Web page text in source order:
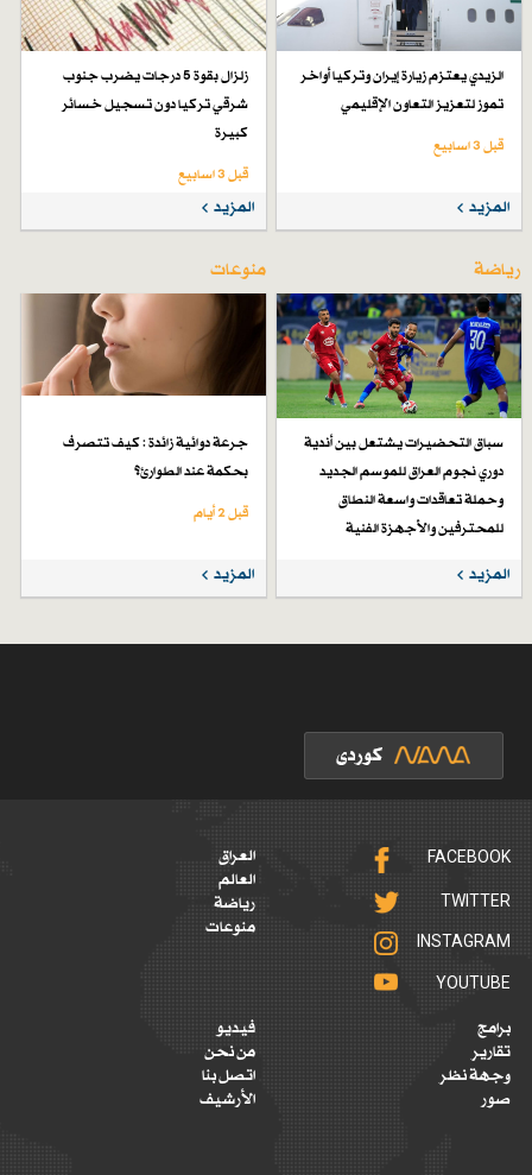
الزيدي يعتزم زيارة إيران وتركيا أواخر
تموز لتعزيز التعاون الإقليمي
قبل 3 اسابیع
المزيد
زلزال بقوة 5 درجات يضرب جنوب
شرقي تركيا دون تسجيل خسائر
كبيرة
قبل 3 اسابیع
المزيد
رياضة
سباق التحضيرات يشتعل بين أندية
دوري نجوم العراق للموسم الجديد
وحملة تعاقدات واسعة النطاق
للمحترفين والأجهزة الفنية
قبل 6 أيام
المزيد
منوعات
جرعة دوائية زائدة : كيف تتصرف
بحكمة عند الطوارئ؟
قبل 2 أيام
المزيد
FACEBOOK
TWITTER
INSTAGRAM
YOUTUBE
العراق
العالم
رياضة
منوعات
برامج
تقارير
وجهة نظر
صور
فيديو
من نحن
اتصل بنا
الأرشيف